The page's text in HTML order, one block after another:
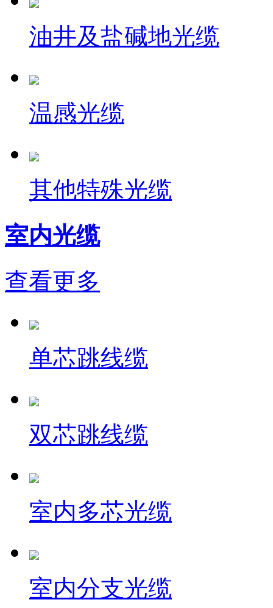
油井及盐碱地光缆
温感光缆
其他特殊光缆
室内光缆
查看更多
单芯跳线缆
双芯跳线缆
室内多芯光缆
室内分支光缆